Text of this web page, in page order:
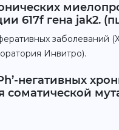
617f гена jak2.
заболеваний
Инвитро).
негативных